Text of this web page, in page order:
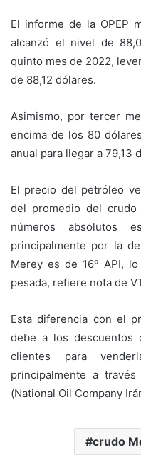
El informe de la OPEP
alcanzó el nivel de
quinto mes de 2022,
de 88,12 dólares.
Asimismo, por tercer
encima de los 80
anual para llegar a 79,13
El precio del petróleo
del promedio del crudo
números absolutos
principalmente por la
Merey es de 16º API,
pesada, refiere nota de
Esta diferencia con el
debe a los descuentos
clientes para
principalmente a
(National Oil Company
crudo